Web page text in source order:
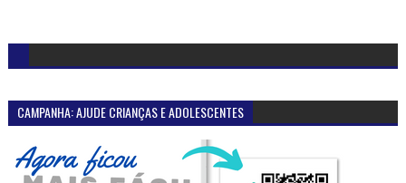
CAMPANHA: AJUDE CRIANÇAS E ADOLESCENTES